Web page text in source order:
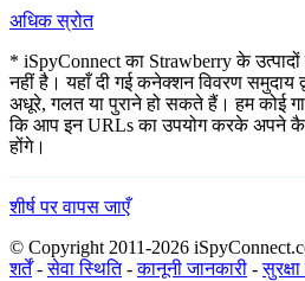
अधिक स्रोत
* iSpyConnect का Strawberry के
नहीं है। यहाँ दी गई कनेक्शन विवरण समुदाय
अधूरे, गलत या पुराने हो सकते हैं। हम कोई
कि आप इन URLs का उपयोग करके अपने
होंगे।
शीर्ष पर वापस जाएँ
© Copyright 2011-2026
शर्तें-सेवा स्थिति-कानूनी जानकारी -सुरक्षा